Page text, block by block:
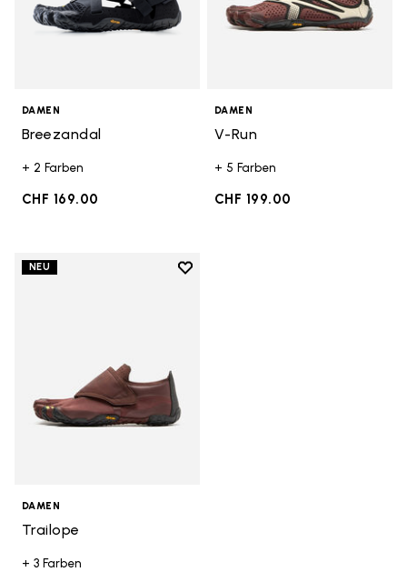
DAMEN
Breezandal
+ 2 Farben
CHF 169.00
DAMEN
V-Run
+ 5 Farben
CHF 199.00
NEU
Add to wishlist
DAMEN
Trailope
+ 3 Farben